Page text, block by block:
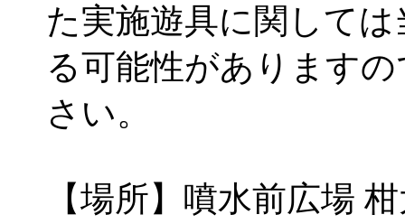
た実施遊具に関して
る可能性があります
さい。
【場所】噴水前広場